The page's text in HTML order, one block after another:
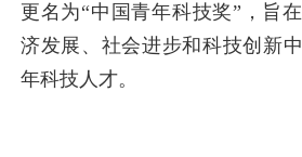
更名为“中国青年科技奖”，旨
济发展、社会进步和科技创新
年科技人才。